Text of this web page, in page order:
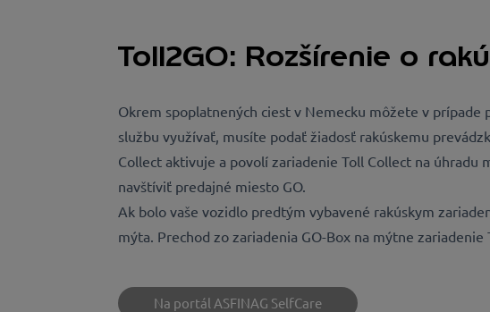
Toll2GO: Rozšírenie o
Okrem spoplatnených ciest v Nemecku môžete v
službu využívať, musíte podať žiadosť rakúskemu
Collect aktivuje a povolí zariadenie Toll Collect na úhradu
navštíviť predajné miesto GO.
Ak bolo vaše vozidlo predtým vybavené rakúskym
mýta. Prechod zo zariadenia GO-Box na mýtne
Na portál ASFINAG SelfCare